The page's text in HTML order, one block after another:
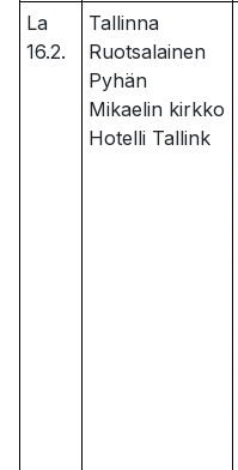
La
16.2.
Tallinna
Ruotsalainen
Pyhän
Mikaelin kirkko
Hotelli Tallink